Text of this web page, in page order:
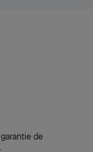
de